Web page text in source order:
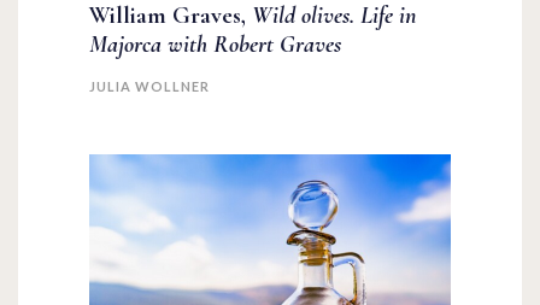
William Graves, Wild olives. Life in
Majorca with Robert Graves
JULIA WOLLNER